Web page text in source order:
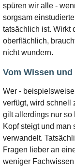
spüren wir alle -
sorgsam
tatsächlich ist. Wirkt
oberflächlich,
nicht wundern.
Vom Wissen
Wer -
verfügt, wird schnell
gilt allerdings nur so
Kopf steigt und
verwandelt.
Fragen lieber an
weniger